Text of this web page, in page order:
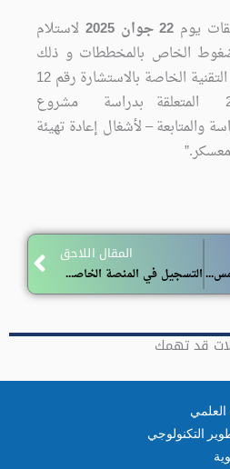
يوم 22 جوان 2025
لاستلام
الخاص بالمخططات و ذلك
للمشاركة بمرحلة العروض التقنية الخاصة بالاستشارة رقم 12
المؤرخ في 22/05/2025 المتعلقة بدراسة مشروع
والمتابعة – لأشغال إعادة تهيئة
معسكر.”
الترشح لشهادة طالب خمس نجوم
المقال اللاحق
التسجيل في المنصة الخاصة بموسم الاصطياف
قد تهمك
العلمي
التكنولوجي